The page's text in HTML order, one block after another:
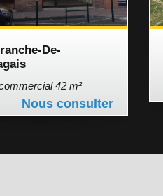
De-
42 m²
Nous consulter